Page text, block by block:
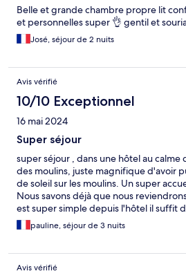
Belle et grande chambre propre lit
et personnelles super 👌 gentil et
José, séjour de 2 nuits
Avis vérifié
10/10 Exceptionnel
16 mai 2024
Super séjour
super séjour , dans une hôtel au
des moulins, juste magnifique d'avoir
de soleil sur les moulins. Un super
Nous savons déjà que nous
est super simple depuis l'hôtel il suffit
passe au bout de la rue principale de la
min pour arriver à la gare d'Amsterdam.
pauline, séjour de 3 nuits
Avis vérifié